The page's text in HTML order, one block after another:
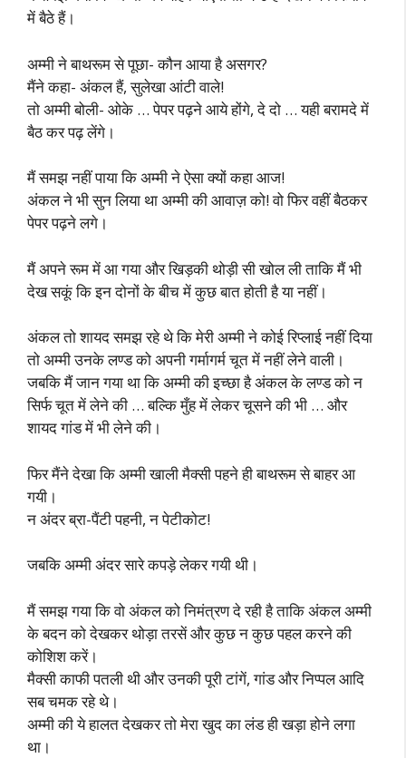
में बैठे हैं।
अम्मी ने बाथरूम से पूछा- कौन आया है असगर?
मैंने कहा- अंकल हैं, सुलेखा आंटी वाले!
तो अम्मी बोली- ओके … पेपर पढ़ने आये होंगे, दे दो … यही बरामदे में
बैठ कर पढ़ लेंगे।
मैं समझ नहीं पाया कि अम्मी ने ऐसा क्यों कहा आज!
अंकल ने भी सुन लिया था अम्मी की आवाज़ को! वो फिर वहीं बैठकर
पेपर पढ़ने लगे।
मैं अपने रूम में आ गया और खिड़की थोड़ी सी खोल ली ताकि मैं भी
देख सकूं कि इन दोनों के बीच में कुछ बात होती है या नहीं।
अंकल तो शायद समझ रहे थे कि मेरी अम्मी ने कोई रिप्लाई नहीं दिया
तो अम्मी उनके लण्ड को अपनी गर्मागर्म चूत में नहीं लेने वाली।
जबकि मैं जान गया था कि अम्मी की इच्छा है अंकल के लण्ड को न
सिर्फ चूत में लेने की … बल्कि मुँह में लेकर चूसने की भी … और
शायद गांड में भी लेने की।
फिर मैंने देखा कि अम्मी खाली मैक्सी पहने ही बाथरूम से बाहर आ
गयी।
न अंदर ब्रा-पैंटी पहनी, न पेटीकोट!
जबकि अम्मी अंदर सारे कपड़े लेकर गयी थी।
मैं समझ गया कि वो अंकल को निमंत्रण दे रही है ताकि अंकल अम्मी
के बदन को देखकर थोड़ा तरसें और कुछ न कुछ पहल करने की
कोशिश करें।
मैक्सी काफी पतली थी और उनकी पूरी टांगें, गांड और निप्पल आदि
सब चमक रहे थे।
अम्मी की ये हालत देखकर तो मेरा खुद का लंड ही खड़ा होने लगा
था।